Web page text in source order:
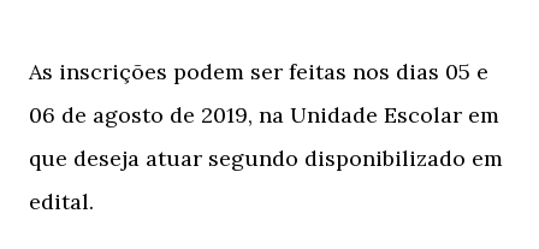
As inscrições podem ser feitas nos dias 05 e
06 de agosto de 2019, na Unidade Escolar em
que deseja atuar segundo disponibilizado em
edital.